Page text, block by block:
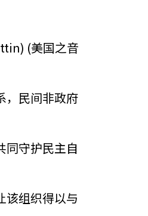
(美国之音
，民间非政府
同守护民主自
组织得以与